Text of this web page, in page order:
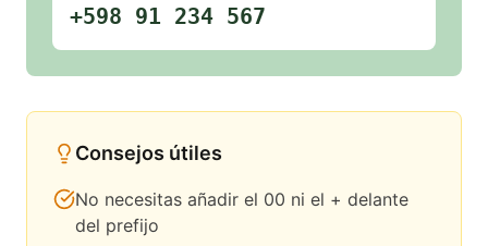
+598 91 234 567
Consejos útiles
No necesitas añadir el 00 ni el + delante
del prefijo